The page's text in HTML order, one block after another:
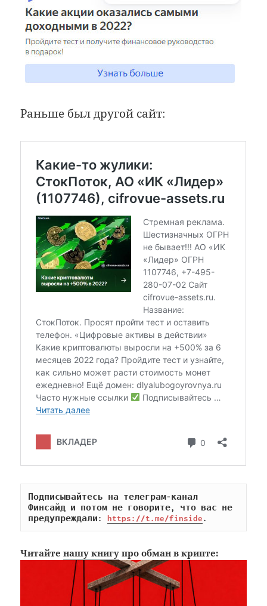
Раньше был другой сайт:
Подписывайтесь на телеграм-канал
Финсайд и потом не говорите, что вас не
предупреждали: https://t.me/finside.
Читайтенашу книгу про обман в крипте: